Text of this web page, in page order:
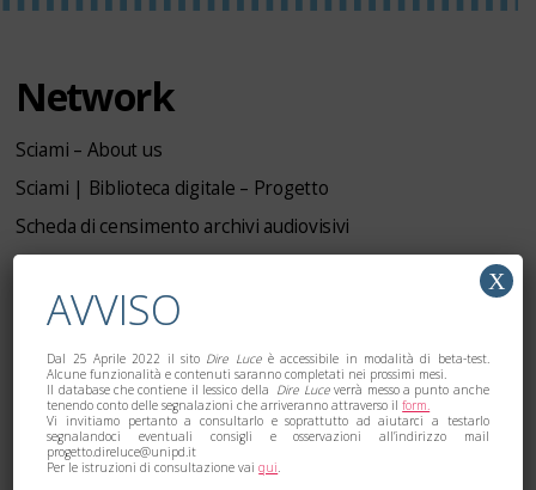
Network
Sciami – About us
Sciami | Biblioteca digitale – Progetto
Scheda di censimento archivi audiovisivi
Teatro Ateneo al centro
Contatti
Link utili
Voices of Others
AVVISO
Dal 25 Aprile 2022 il sito Dire Luceè accessibile in modalità di beta-test.
Alcune funzionalità e contenuti saranno completati nei prossimi mesi.
Il database che contiene il lessico della Dire Luceverrà messo a punto anche
tenendo conto delle segnalazioni che arriveranno attraverso ilform.
Vi invitiamo pertanto a consultarlo e soprattutto ad aiutarci a testarlo
segnalandoci eventuali consigli e osservazioni all’indirizzo mail
progetto.direluce@unipd.it
Per le istruzioni di consultazione vaiqui
X